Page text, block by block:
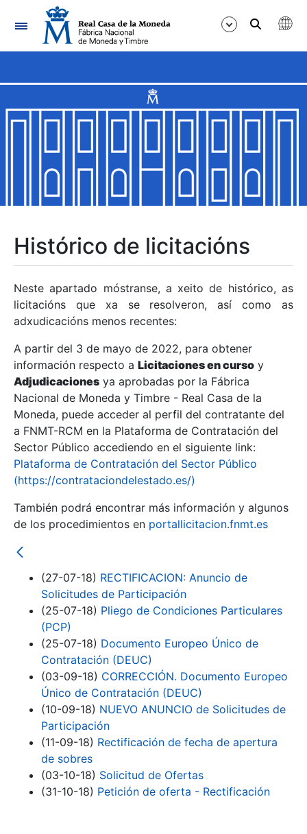
Navegación
Mostrar/Ocultar
Mostrar/Ocultar
Mostrar/Ocultar
Mostrar/Ocultar
Mostrar/Ocultar
Mostrar/Ocultar
Histórico de licitacións
Neste apartado móstranse, a xeito de histórico, as
licitacións que xa se resolveron, así como as
adxudicacións menos recentes:
A partir del 3 de mayo de 2022, para obtener
información respecto a Licitaciones en curso y
Adjudicaciones ya aprobadas por la Fábrica
Nacional de Moneda y Timbre - Real Casa de la
Moneda, puede acceder al perfil del contratante del
a FNMT-RCM en la Plataforma de Contratación del
Sector Público accediendo en el siguiente link:
Plataforma de Contratación del Sector Público
(https://contrataciondelestado.es/)
También podrá encontrar más información y algunos
de los procedimientos en portallicitacion.fnmt.es
(27-07-18) RECTIFICACION: Anuncio de
Solicitudes de Participación
(25-07-18) Pliego de Condiciones Particulares
(PCP)
(25-07-18) Documento Europeo Único de
Contratación (DEUC)
(03-09-18) CORRECCIÓN. Documento Europeo
Único de Contratación (DEUC)
(10-09-18) NUEVO ANUNCIO de Solicitudes de
Participación
(11-09-18) Rectificación de fecha de apertura
de sobres
(03-10-18) Solicitud de Ofertas
(31-10-18) Petición de oferta - Rectificación